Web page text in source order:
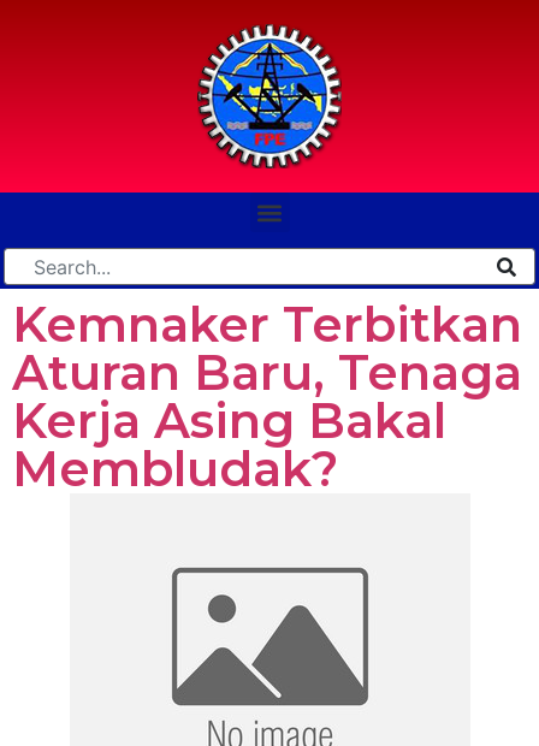
Kemnaker Terbitkan
Aturan Baru, Tenaga
Kerja Asing Bakal
Membludak?